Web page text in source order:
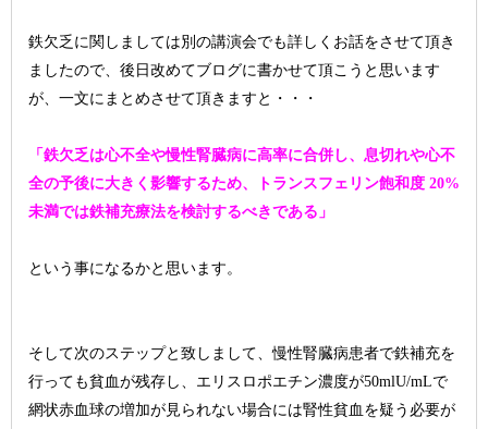
鉄欠乏に関しましては別の講演会でも詳しくお話をさせて頂き
ましたので、後日改めてブログに書かせて頂こうと思います
が、一文にまとめさせて頂きますと・・・
「鉄欠乏は心不全や慢性腎臓病に高率に合併し、息切れや心不
全の予後に大きく影響するため、トランスフェリン飽和度 20%
未満では鉄補充療法を検討するべきである」
という事になるかと思います。
そして次のステップと致しまして、慢性腎臓病患者で鉄補充を
行っても貧血が残存し、エリスロポエチン濃度が50mlU/mLで
網状赤血球の増加が見られない場合には腎性貧血を疑う必要が